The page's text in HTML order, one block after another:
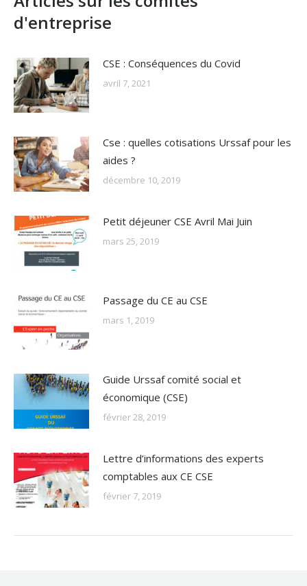
d'entreprise
CSE : Conséquences du Covid
avril 7, 2021
Cse : quelles cotisations Urssaf pour les
aides ?
décembre 10, 2019
Petit déjeuner CSE Avril Mai Juin
mars 25, 2019
Passage du CE au CSE
mars 1, 2019
Guide Urssaf comité social et
économique (CSE)
février 28, 2019
Lettre d’informations des experts
comptables aux CE CSE
février 7, 2019